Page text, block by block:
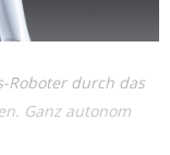
Roboter durch das
Ganz autonom